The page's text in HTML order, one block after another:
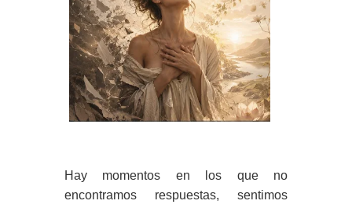
Hay momentos en los que no
encontramos respuestas, sentimos